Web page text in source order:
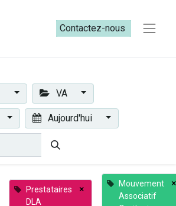
Contactez-nous​​
VA
Aujourd'hui
Prestataires
DLA
×
Mouvement
Associatif
×